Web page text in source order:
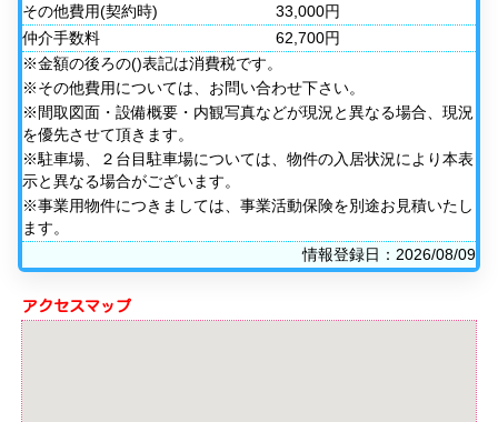
その他費用(契約時)
33,000円
仲介手数料
62,700円
※金額の後ろの()表記は消費税です。
※その他費用については、お問い合わせ下さい。
※間取図面・設備概要・内観写真などが現況と異なる場合、現況
を優先させて頂きます。
※駐車場、２台目駐車場については、物件の入居状況により本表
示と異なる場合がございます。
※事業用物件につきましては、事業活動保険を別途お見積いたし
ます。
情報登録日：2026/08/09
アクセスマップ